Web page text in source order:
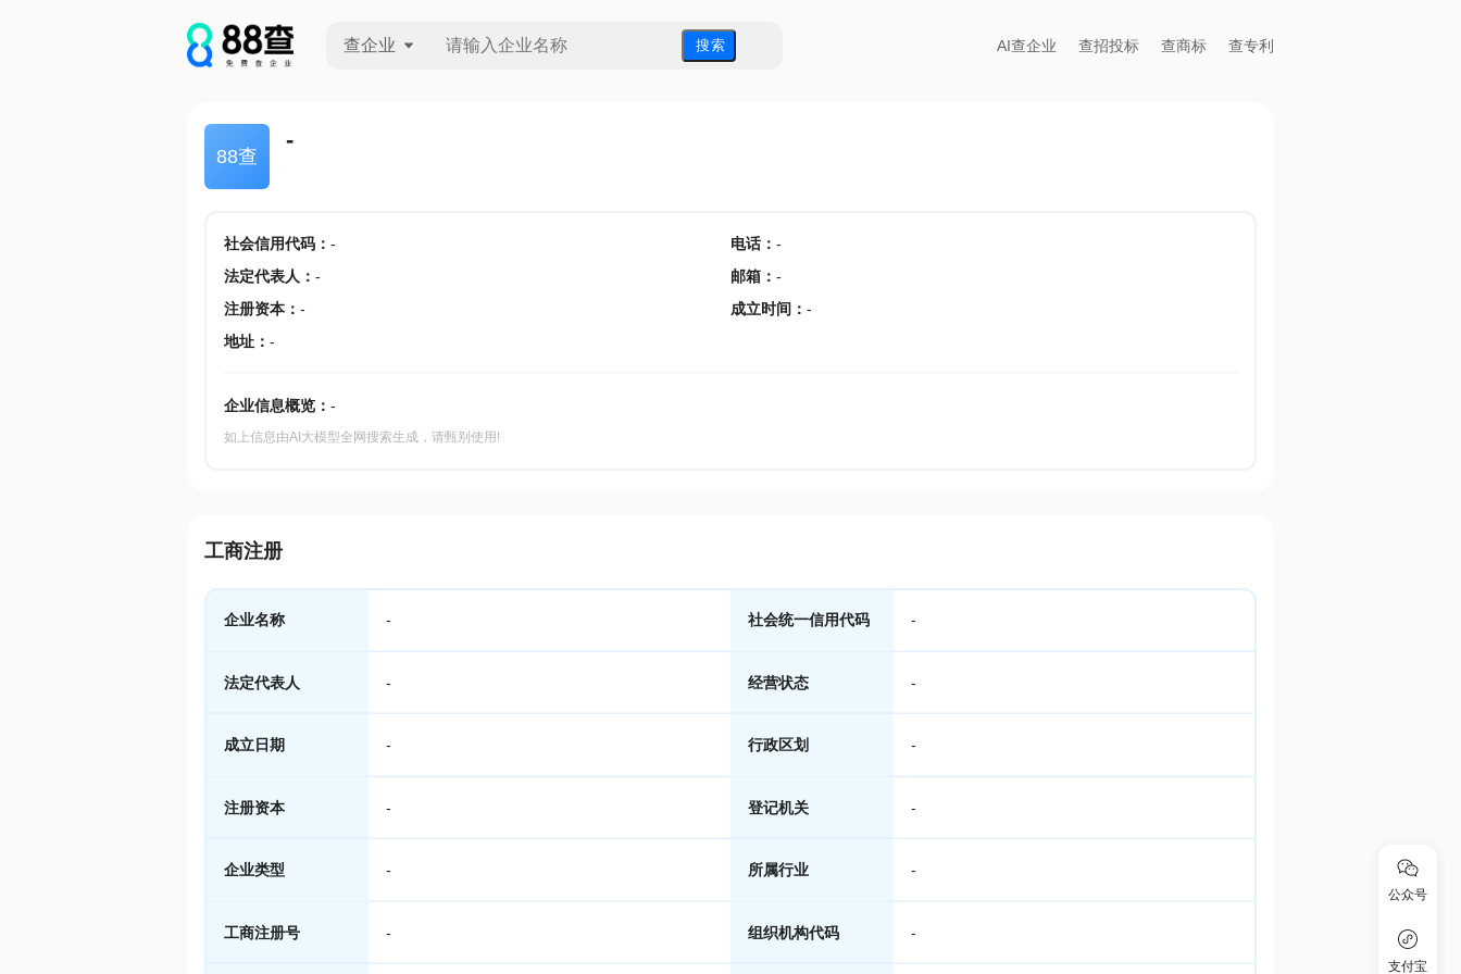
查企业 搜 索 AI查企业 查招投标 查商标 查专利
88查
-
社会信用代码： - 电话： -
法定代表人 ： - 邮箱 ： -
注册资本： - 成立时间 ： -
地址： -
企业信息概览： -
如上信息由AI大模型全网搜索生成，请甄别使用!
工商注册
企业名称 - 社会统一信用代码 -
法定代表人 - 经营状态 -
成立日期 - 行政区划 -
注册资本 - 登记机关 -
企业类型 - 所属行业 -
工商注册号 - 组织机构代码 -
公众号
支付宝